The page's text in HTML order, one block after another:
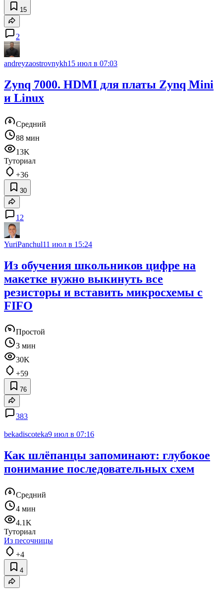
15
2
andreyzaostrovnykh15 июл в 07:03
Zynq 7000. HDMI для платы Zynq Mini
и Linux
Средний
88 мин
13K
Туториал
+36
30
12
YuriPanchul11 июл в 15:24
Из обучения школьников цифре на
макетке нужно выкинуть все
резисторы и вставить микросхемы с
FIFO
Простой
3 мин
30K
+59
76
383
bekadiscoteka9 июл в 07:16
Как шлёпанцы запоминают: глубокое
понимание последовательных схем
Средний
4 мин
4.1K
Туториал
Из песочницы
+4
4